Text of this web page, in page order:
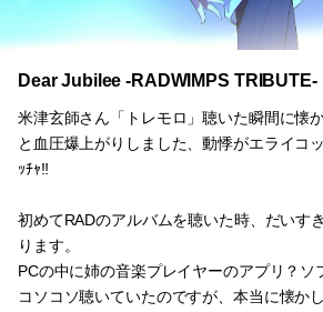
Dear Jubilee -RADWIMPS TRIBUTE-
米津玄師さん「トレモロ」聴いた瞬間に懐
と血圧爆上がりしました、動悸がエライコ
ｯﾁｬ‼︎
初めてRADのアルバムを聴いた時、だいす
ります。
PCの中に姉の音楽プレイヤーのアプリ？ソ
コソコソ聴いていたのですが、本当に懐か